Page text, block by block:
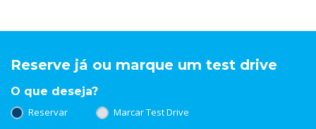
Reserve já ou marque um test drive
O que deseja?
Reservar Marcar Test Drive